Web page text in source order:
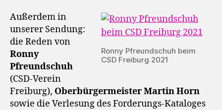
Ronny Pfreundschuh beim
CSD Freiburg 2021
Außerdem in
unserer Sendung:
die Reden von
Ronny
Pfreundschuh
(CSD-Verein
Freiburg), Oberbürgermeister Martin Horn
sowie die Verlesung des Forderungs-Kataloges